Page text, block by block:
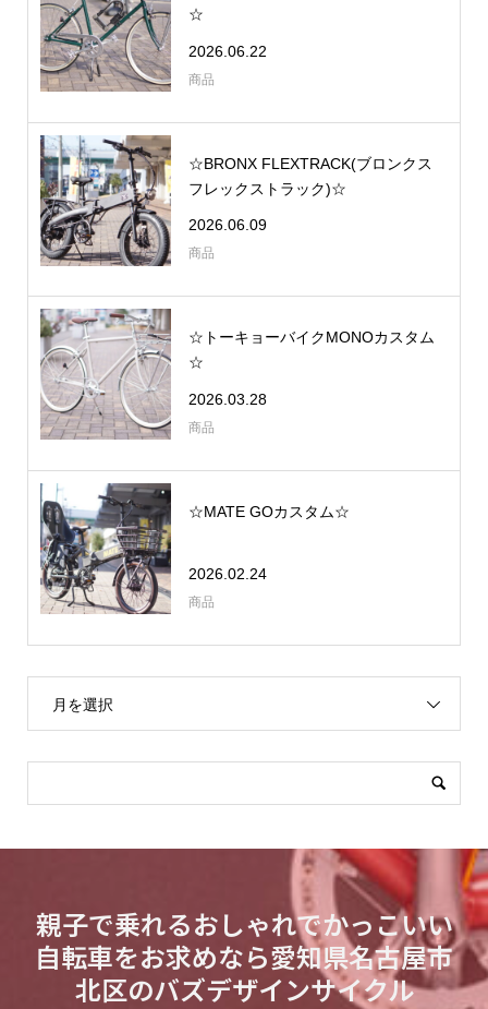
☆
2026.06.22
商品
☆BRONX FLEXTRACK(ブロンクス
フレックストラック)☆
2026.06.09
商品
☆トーキョーバイクMONOカスタム
☆
2026.03.28
商品
☆MATE GOカスタム☆
2026.02.24
商品
月を選択
親子で乗れるおしゃれでかっこいい
自転車をお求めなら愛知県名古屋市
北区のバズデザインサイクル